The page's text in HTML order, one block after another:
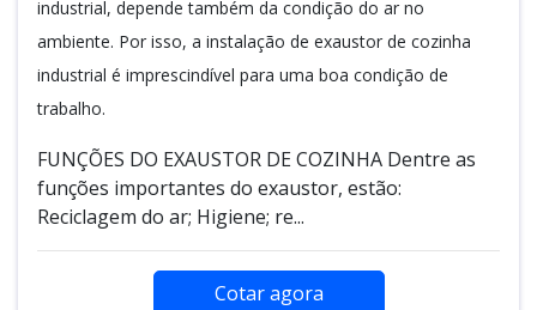
industrial, depende também da condição do ar no
ambiente. Por isso, a instalação de exaustor de cozinha
industrial é imprescindível para uma boa condição de
trabalho.
FUNÇÕES DO EXAUSTOR DE COZINHA Dentre as
funções importantes do exaustor, estão:
Reciclagem do ar; Higiene; re...
Cotar agora